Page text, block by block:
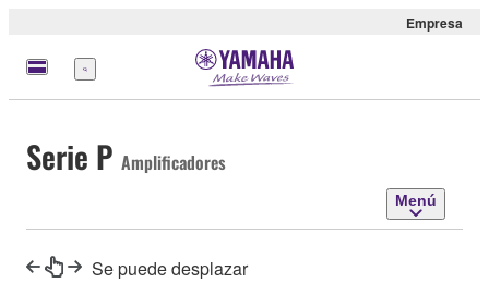
Empresa
Menú
Serie P Amplificadores
Menú
Se puede desplazar